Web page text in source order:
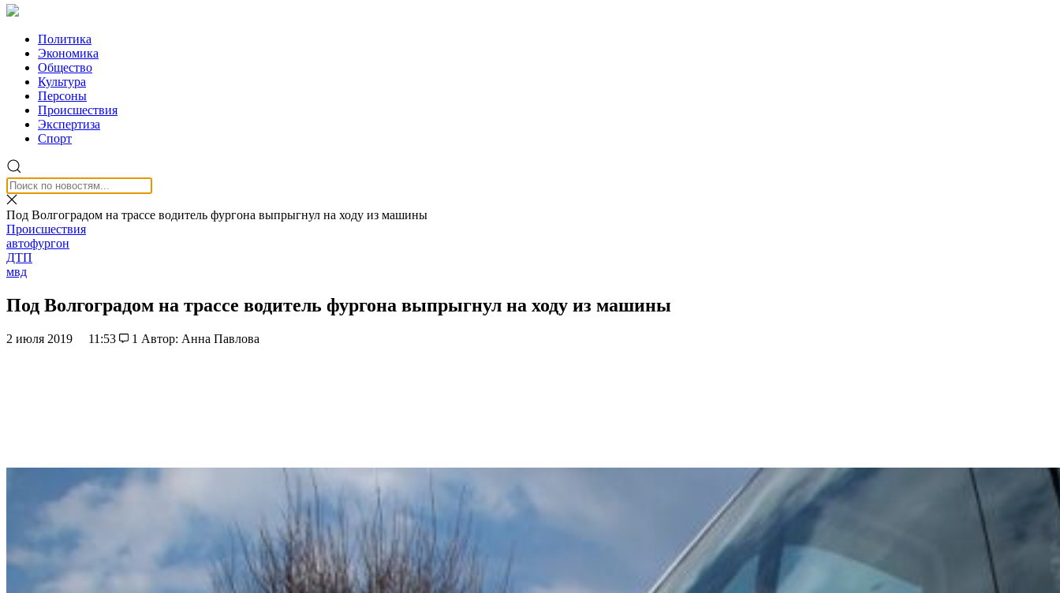
Политика
Экономика
Общество
Культура
Персоны
Происшествия
Экспертиза
Спорт
Под Волгоградом на трассе водитель фургона выпрыгнул на ходу из машины
Происшествия
автофургон
ДТП
мвд
Под Волгоградом на трассе водитель фургона выпрыгнул на ходу из машины
2 июля 2019 11:53 1 Автор: Анна Павлова